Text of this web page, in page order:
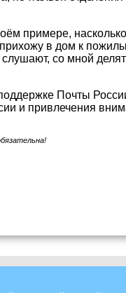
примере,
в дом к
со мной
поддержке Почты
и привлечения